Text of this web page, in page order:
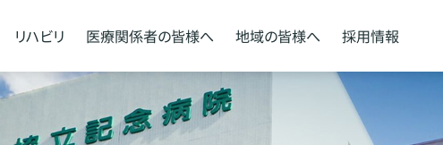
リハビリ 医療関係者の皆様へ 地域の皆様へ 採用情報